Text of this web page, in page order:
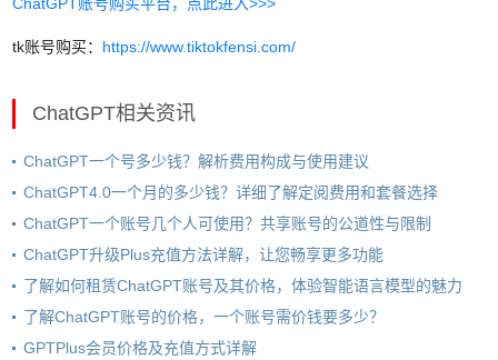
tk账号购买： https://www.tiktokfensi.com/
ChatGPT相关资讯
ChatGPT一个号多少钱？解析费用构成与使用建议
ChatGPT4.0一个月的多少钱？详细了解定阅费用和套餐选择
ChatGPT一个账号几个人可使用？共享账号的公道性与限制
ChatGPT升级Plus充值方法详解，让您畅享更多功能
了解如何租赁ChatGPT账号及其价格，体验智能语言模型的魅力
了解ChatGPT账号的价格，一个账号需价钱要多少？
GPTPlus会员价格及充值方式详解